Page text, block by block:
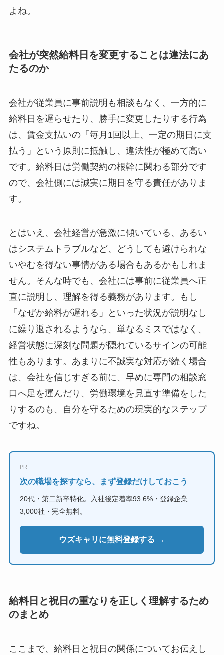
よね。
会社が突然給料日を変更することは違法にあ
たるのか
会社が従業員に事前説明も相談もなく、一方的に
給料日を遅らせたり、勝手に変更したりする行為
は、賃金支払いの「毎月1回以上、一定の期日に支
払う」という原則に抵触し、違法性が極めて高い
です。給料日は労働契約の根幹に関わる部分です
ので、会社側には誠実に期日を守る責任がありま
す。
とはいえ、会社経営が急激に傾いている、あるい
はシステムトラブルなど、どうしても避けられな
いやむを得ない事情がある場合もあるかもしれま
せん。そんな時でも、会社には事前に従業員へ正
直に説明し、理解を得る義務があります。もし
「なぜか給料が遅れる」といった状況が説明なし
に繰り返されるようなら、単なるミスではなく、
経営状態に深刻な問題が隠れているサインの可能
性もあります。あまりに不誠実な対応が続く場合
は、会社を信じすぎる前に、早めに専門の相談窓
口へ足を運んだり、労働環境を見直す準備をした
りするのも、自分を守るための現実的なステップ
ですね。
PR
次の職場を探すなら、まず登録だけしておこう
20代・第二新卒特化。入社後定着率93.6%・登録企業
3,000社・完全無料。
ウズキャリに無料登録する →
給料日と祝日の重なりを正しく理解するため
のまとめ
ここまで、給料日と祝日の関係についてお伝えし